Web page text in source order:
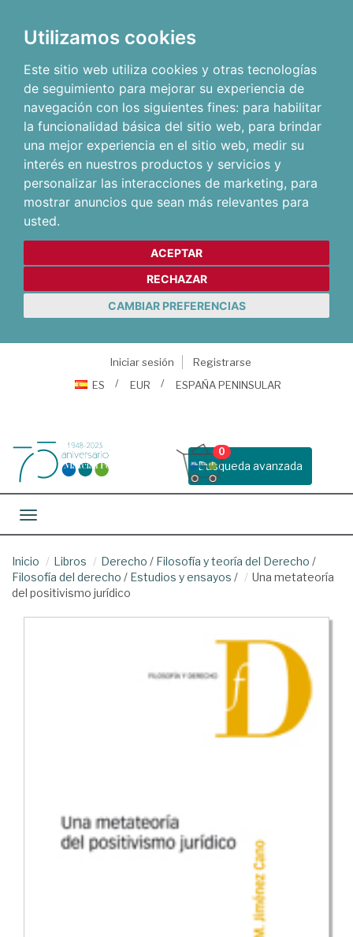
Utilizamos cookies
Este sitio web utiliza cookies y otras tecnologías
de seguimiento para mejorar su experiencia de
navegación con los siguientes fines: para habilitar
la funcionalidad básica del sitio web, para brindar
una mejor experiencia en el sitio web, medir su
interés en nuestros productos y servicios y
personalizar las interacciones de marketing, para
mostrar anuncios que sean más relevantes para
usted.
ACEPTAR
RECHAZAR
CAMBIAR PREFERENCIAS
Iniciar sesión
Registrarse
ES
EUR ESPAÑA PENINSULAR
Busqueda avanzada
0
Toggle navigation
Inicio Libros Derecho / Filosofía y teoría del Derecho /
Filosofía del derecho / Estudios y ensayos /
Una metateoría
del positivismo jurídico